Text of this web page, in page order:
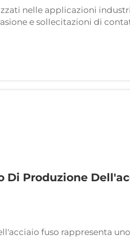
nelle applicazioni
e sollecitazioni di
l’integrità del materiale e
per migliorare la resistenza
Di Produzione
fuso rappresenta